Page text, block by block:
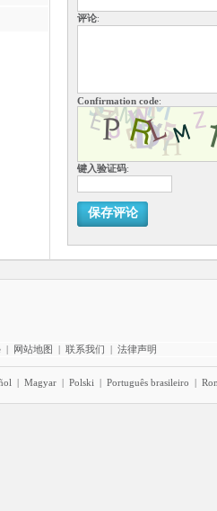
评论:
Confirmation code:
键入验证码:
保存评论
| 网站地图 | 联系我们 | 法律声明
| Magyar | Polski | Português brasileiro |